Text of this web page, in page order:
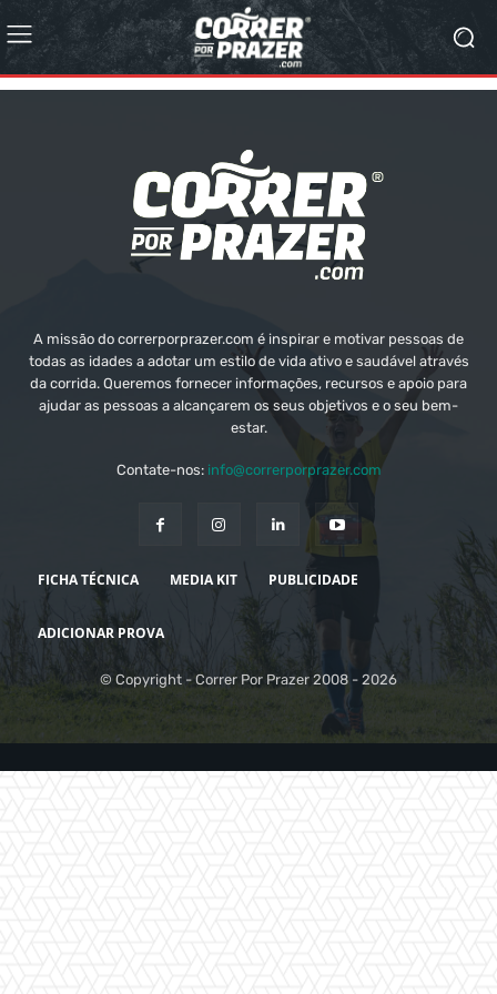
A missão do correrporprazer.com é inspirar e motivar pessoas de
todas as idades a adotar um estilo de vida ativo e saudável através
da corrida. Queremos fornecer informações, recursos e apoio para
ajudar as pessoas a alcançarem os seus objetivos e o seu bem-
estar.
Contate-nos: info@correrporprazer.com
FICHA TÉCNICA MEDIA KIT PUBLICIDADE
ADICIONAR PROVA
© Copyright - Correr Por Prazer 2008 - 2026